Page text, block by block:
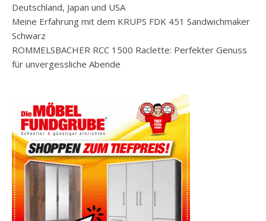
Deutschland, Japan und USA
Meine Erfahrung mit dem KRUPS FDK 451 Sandwichmaker
Schwarz
ROMMELSBACHER RCC 1500 Raclette: Perfekter Genuss
für unvergessliche Abende